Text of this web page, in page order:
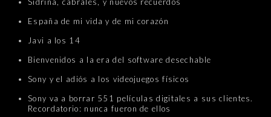
Sidrina, cabrales, y nuevos recuerdos
España de mi vida y de mi corazón
Javi a los 14
Bienvenidos a la era del software desechable
Sony y el adiós a los videojuegos físicos
Sony va a borrar 551 películas digitales a sus clientes.
Recordatorio: nunca fueron de ellos